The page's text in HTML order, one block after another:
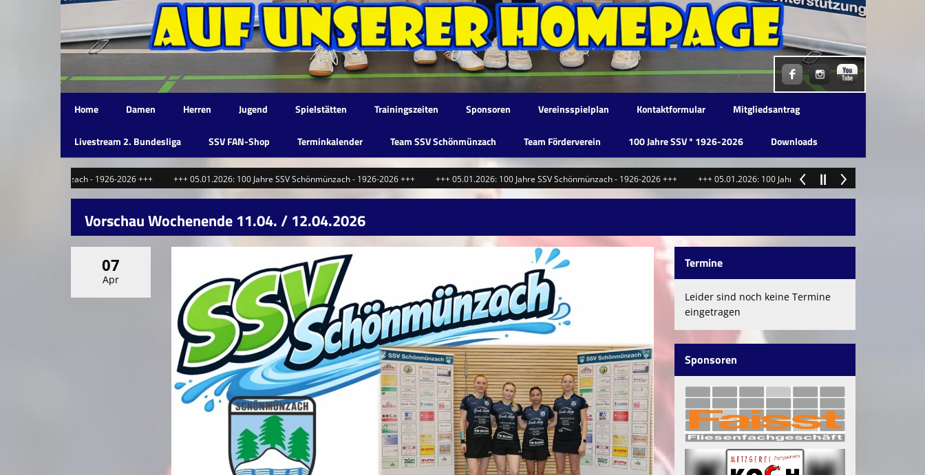
Home Damen Herren Jugend Spielstätten Trainingszeiten Sponsoren Vereinsspielplan Kontaktformular Mitgliedsantrag
Livestream 2. Bundesliga SSV FAN-Shop Terminkalender Team SSV Schönmünzach Team Förderverein 100 Jahre SSV * 1926-2026 Downloads
- 1926-2026 +++ +++ 05.01.2026: 100 Jahre SSV Schönmünzach - 1926-2026 +++ +++ 05.01.2026: 100 Jahre SSV Schönmünzach - 1926-2026 +++ +++ 05.01.2026: 100 Jahre SSV Schönmünzach - 1926-2026 +++
Vorschau Wochenende 11.04. / 12.04.2026
07
Apr
Termine
Leider sind noch keine Termine
eingetragen
Sponsoren